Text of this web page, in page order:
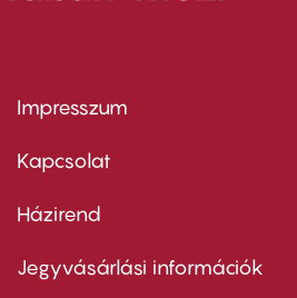
Footer
first
Impresszum
Kapcsolat
Footer
second
Házirend
Jegyvásárlási információk